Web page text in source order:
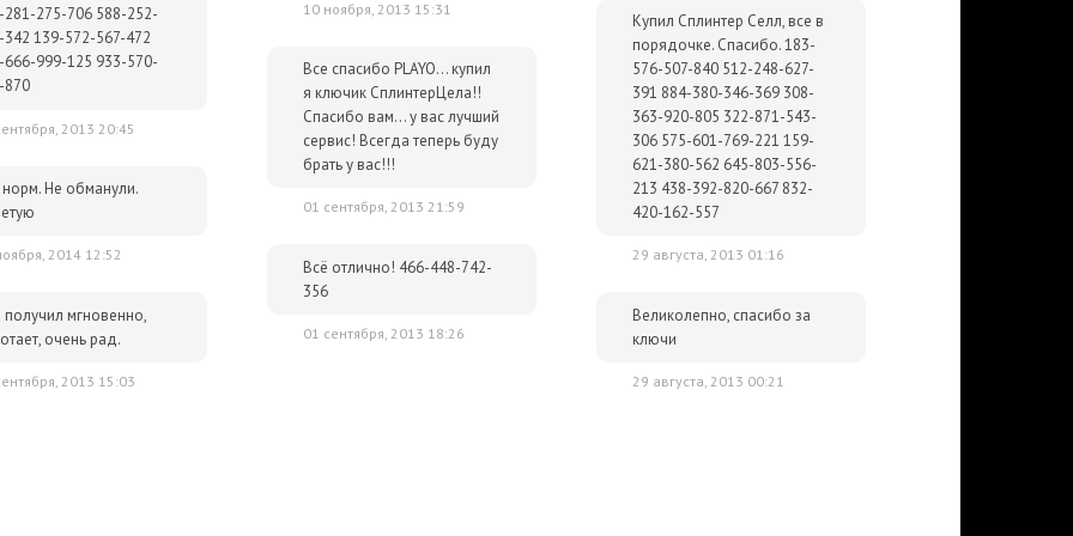
нужно именно в Playo.ru?
и масса положительных отзывов.
сразу после оплаты отобразится в Личном кабинете и будет
- просто сообщите нам об этом.
281-275-706 588-252-
342 139-572-567-472
666-999-125 933-570-
870
2013 20:45
норм. Не обманули.
2014 12:52
получил мгновенно,
очень рад.
2013 15:03
10 ноября, 2013 15:31
Все спасибо PLAYO... купил
я ключик СплинтерЦела!!
Спасибо вам... у вас лучший
сервис! Всегда теперь буду
брать у вас!!!
01 сентября, 2013 21:59
Всё отлично! 466-448-742-
356
01 сентября, 2013 18:26
Купил Сплинтер Селл, все в
порядочке. Спасибо. 183-
576-507-840 512-248-627-
391 884-380-346-369 308-
363-920-805 322-871-543-
306 575-601-769-221 159-
621-380-562 645-803-556-
213 438-392-820-667 832-
420-162-557
29 августа, 2013 01:16
Великолепно, спасибо за
ключи
29 августа, 2013 00:21